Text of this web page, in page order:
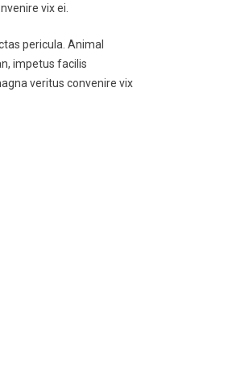
vix ei.
pericula. Animal
impetus facilis
veritus convenire vix